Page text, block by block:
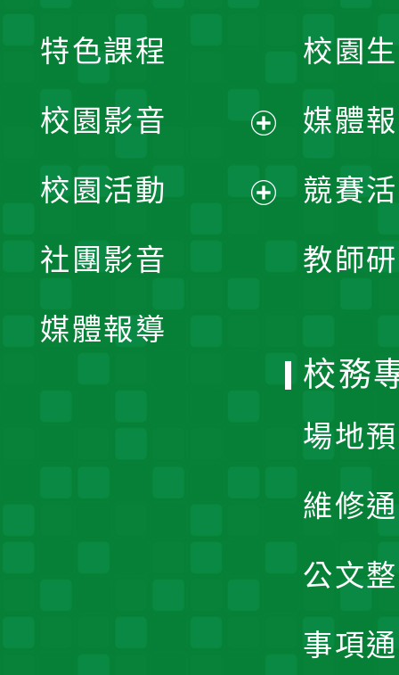
校園
媒體
競賽
教師
特色課程
校園影音
開
校園活動
社團影音
媒體報導
校務
場地
維修
公文
事項